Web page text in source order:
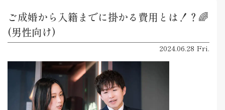
ご成婚から入籍までに掛かる費用とは！？🌈
(男性向け)
2024.06.28 Fri.